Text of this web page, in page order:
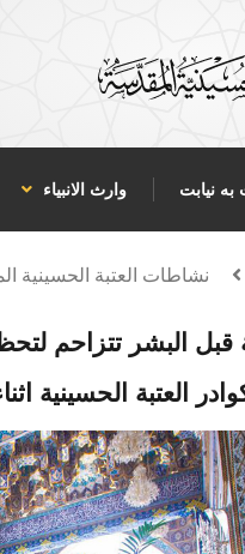
به نیابت وارث الانبياء
نشاطات العتبة الحسينية
قبل البشر تتزاحم
العتبة الحسينية